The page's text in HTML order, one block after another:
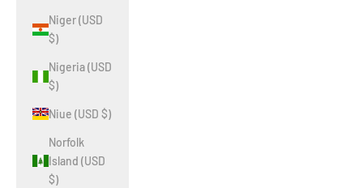
Niger (USD
$)
Nigeria (USD
$)
Niue (USD $)
Norfolk
Island (USD
$)